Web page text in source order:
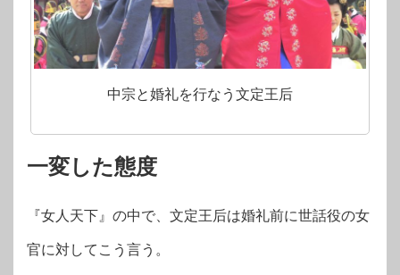
中宗と婚礼を行なう文定王后
一変した態度
『女人天下』の中で、文定王后は婚礼前に世話役の女
官に対してこう言う。